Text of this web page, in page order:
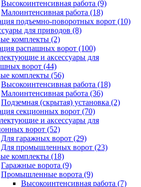
Высокоинтенсивная работа (9)
Малоинтенсивная работа (18)
подъемно-поворотных ворот (10)
для приводов (8)
комплекты (2)
распашных ворот (100)
и аксессуары для
ворот (44)
комплекты (56)
Высокоинтенсивная работа (18)
Малоинтенсивная работа (36)
Подземная (скрытая) установка (2)
секционных ворот (70)
и аксессуары для
ворот (52)
Для гаражных ворот (29)
Для промышленных ворот (23)
комплекты (18)
Гаражные ворота (9)
Промышленные ворота (9)
Высокоинтенсивная работа (7)